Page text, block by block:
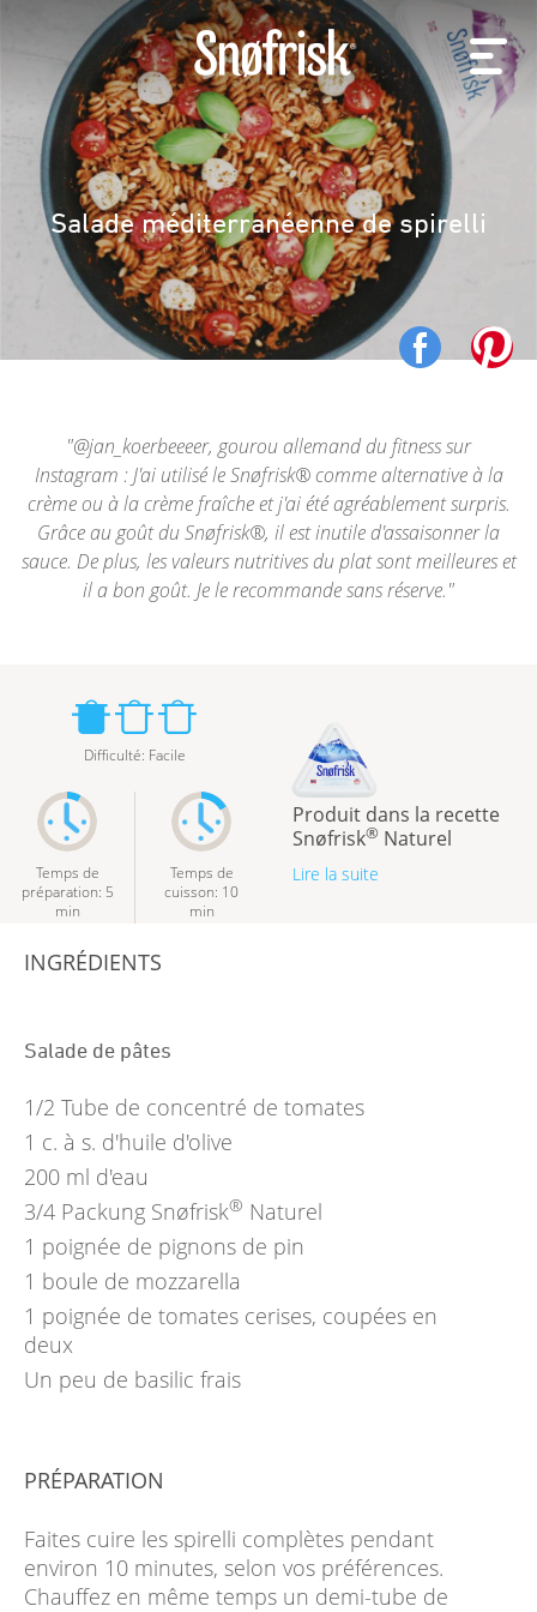
Salade méditerranéenne de spirelli
@jan_koerbeeeer, gourou allemand du fitness sur
Instagram : J'ai utilisé le Snøfrisk® comme alternative à la
crème ou à la crème fraîche et j'ai été agréablement surpris.
Grâce au goût du Snøfrisk®, il est inutile d'assaisonner la
sauce. De plus, les valeurs nutritives du plat sont meilleures et
il a bon goût. Je le recommande sans réserve.
Difficulté: Facile
Temps de
préparation: 5
min
Temps de
cuisson: 10
min
Produit dans la recette
Snøfrisk® Naturel
Lire la suite
INGRÉDIENTS
Salade de pâtes
1/2 Tube de concentré de tomates
1 c. à s. d'huile d'olive
200 ml d'eau
3/4 Packung Snøfrisk® Naturel
1 poignée de pignons de pin
1 boule de mozzarella
1 poignée de tomates cerises, coupées en
deux
Un peu de basilic frais
PRÉPARATION
Faites cuire les spirelli complètes pendant
environ 10 minutes, selon vos préférences.
Chauffez en même temps un demi-tube de